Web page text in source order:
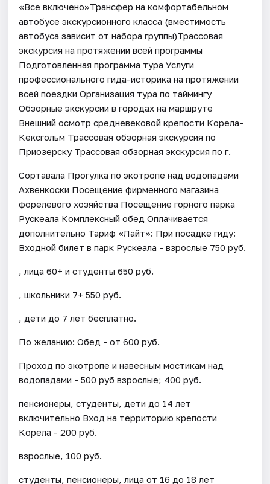
«Все включено»Трансфер на комфортабельном
автобусе экскурсионного класса (вместимость
автобуса зависит от набора группы)Трассовая
экскурсия на протяжении всей программы
Подготовленная программа тура Услуги
профессионального гида-историка на протяжении
всей поездки Организация тура по таймингу
Обзорные экскурсии в городах на маршруте
Внешний осмотр средневековой крепости Корела-
Кексгольм Трассовая обзорная экскурсия по
Приозерску Трассовая обзорная экскурсия по г.
Сортавала Прогулка по экотропе над водопадами
Ахвенкоски Посещение фирменного магазина
форелевого хозяйства Посещение горного парка
Рускеала Комплексный обед Оплачивается
дополнительно Тариф «Лайт»: При посадке гиду:
Входной билет в парк Рускеала - взрослые 750 руб.
, лица 60+ и студенты 650 руб.
, школьники 7+ 550 руб.
, дети до 7 лет бесплатно.
По желанию: Обед - от 600 руб.
Проход по экотропе и навесным мостикам над
водопадами - 500 руб взрослые; 400 руб.
пенсионеры, студенты, дети до 14 лет
включительно Вход на территорию крепости
Корела - 200 руб.
взрослые, 100 руб.
студенты, пенсионеры, лица от 16 до 18 лет